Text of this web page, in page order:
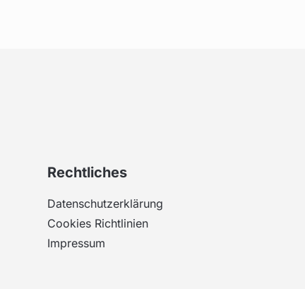
Rechtliches
Datenschutzerklärung
Cookies Richtlinien
Impressum